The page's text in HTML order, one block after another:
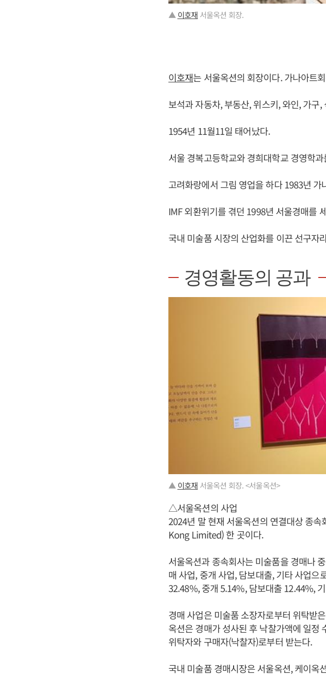
▲ 이호재 서울옥션 회장.
이호재는 서울옥션의 회장이다. 가나아트
보석과 자동차, 부동산, 위스키, 와인, 가구
1954년 11월11일 태어났다.
서울 경복고등학교와 경희대학교 경영학
고려화랑에서 그림 영업을 하다 1983년 가
IMF 외환위기를 겪던 1998년 서울경매를
국내 미술품 시장의 산업화를 이끈 선구자
경영활동의 공과
▲ 이호재 서울옥션 회장. <서울옥션>
△서울옥션의 사업
2024년 말 현재 서울옥션의 연결대상 종
Kong Limited) 한 곳이다.
서울옥션과 종속회사는 미술품을 경매나
매 사업, 중개 사업, 담보대출, 기타 사업
32.48%, 중개 5.14%, 담보대출 12.44%,
경매 사업은 미술품 소장자로부터 위탁받
옥션은 경매가 성사된 후 낙찰가액에 일정
위탁자와 구매자(낙찰자)로부터 받는다.
국내 미술품 경매시장은 서울옥션, 케이옥